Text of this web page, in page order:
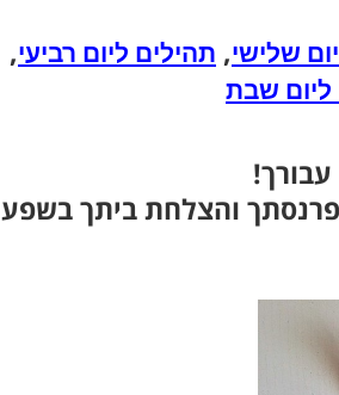
שלישי, תהילים ליום רביעי,
שבת
והצלחת ביתך בשפע